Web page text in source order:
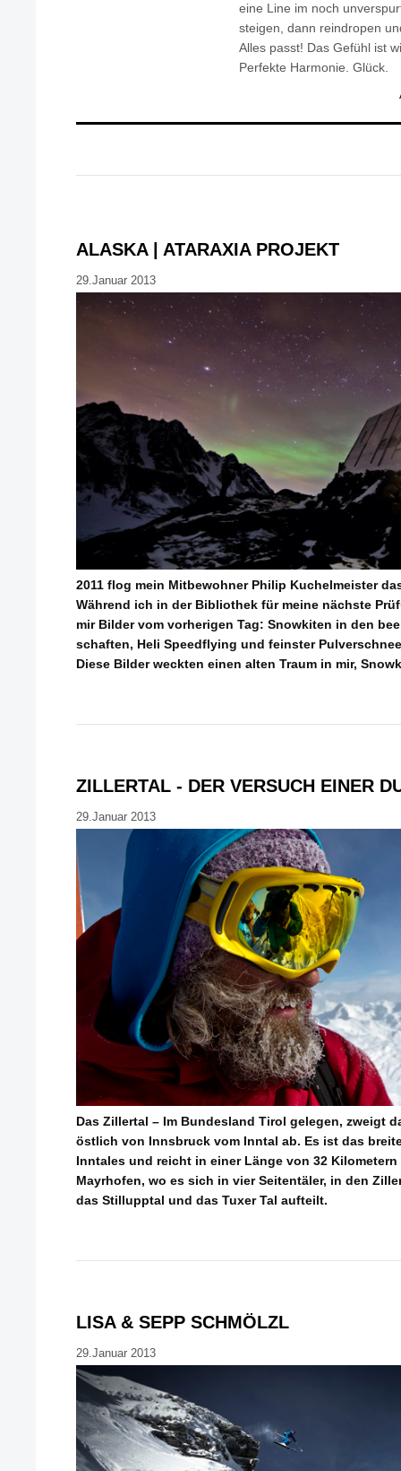
eine Line im noch
steigen, dann reindropen
Alles passt! Das Gefühl ist
Perfekte Harmonie. Glück.
ALASKA | ATARAXIA PROJEKT
29.Januar 2013
2011 flog mein Mitbewohner Philip Kuchelmeister
Während ich in der Bibliothek für meine nächste
mir Bilder vom vorherigen Tag: Snowkiten in den
schaften, Heli Speedflying und feinster
Diese Bilder weckten einen alten Traum in mir,
ZILLERTAL - DER VERSUCH EINER
29.Januar 2013
Das Zillertal – Im Bundesland Tirol gelegen, zweigt
östlich von Innsbruck vom Inntal ab. Es ist das
Inntales und reicht in einer Länge von 32
Mayrhofen, wo es sich in vier Seitentäler, in den
das Stillupptal und das Tuxer Tal aufteilt.
LISA & SEPP SCHMÖLZL
29.Januar 2013